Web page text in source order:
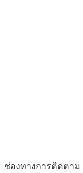
ช่องทางการติดตาม